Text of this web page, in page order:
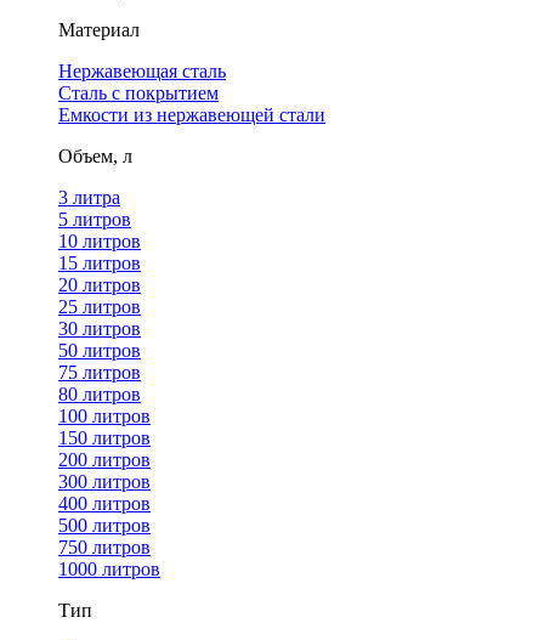
Материал
Нержавеющая сталь
Сталь с покрытием
Емкости из нержавеющей стали
Объем, л
3 литра
5 литров
10 литров
15 литров
20 литров
25 литров
30 литров
50 литров
75 литров
80 литров
100 литров
150 литров
200 литров
300 литров
400 литров
500 литров
750 литров
1000 литров
Тип